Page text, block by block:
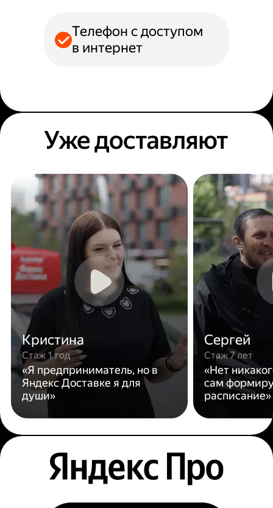
Телефон с доступом
в интернет
Уже доставляют
Кристина
Стаж 1 год
«Я предприниматель, но в
Яндекс Доставке я для
души»
Сергей
Стаж 7 лет
«Нет
сам
расписание»